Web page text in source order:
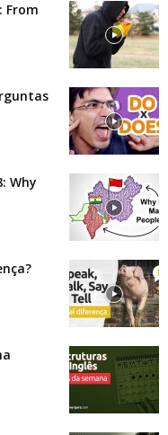
From
Why